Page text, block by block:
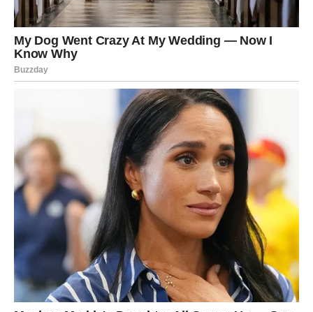
renomiranih osoba srpske glazbene scene. Njezina
postignuća nadilaze impresivnu prodaju albuma i pjesama,
budući da je također postala utjecajna osoba za ambiciozne
pjevače i nepokolebljiva zagovornica očuvanja kulturne baštine
kroz svoja glazbena nastojanja. Unatoč skromnim počecima u
selu Četereže, Rada Manojlović svoju je akademsku
sposobnost pokazala izvrsnim školovanjem u osnovnoj školi
prije nego što je upisala diplomu ekonomiste u Gimnaziji u
Velikoj Plani.